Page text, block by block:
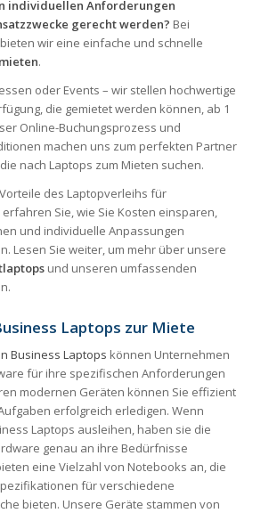
individuellen Anforderungen
gerecht werden? Bei
bieten wir eine einfache und schnelle
.
oder Events – wir stellen hochwertige
die gemietet werden können, ab 1
Online-Buchungsprozess und
machen uns zum perfekten Partner
nach Laptops zum Mieten suchen.
des Laptopverleihs für
Sie, wie Sie Kosten einsparen,
und individuelle Anpassungen
Lesen Sie weiter, um mehr über unsere
und unseren umfassenden
Laptops zur Miete
Business Laptops können Unternehmen
für ihre spezifischen Anforderungen
modernen Geräten können Sie effizient
erfolgreich erledigen. Wenn
Laptops ausleihen, haben sie die
genau an ihre Bedürfnisse
eine Vielzahl von Notebooks an, die
für verschiedene
bieten. Unsere Geräte stammen von